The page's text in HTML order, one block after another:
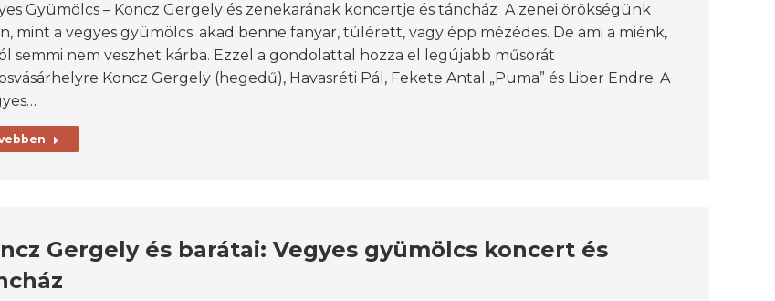
Gyümölcs – Koncz Gergely és zenekarának koncertje és táncház A zenei örökségünk
mint a vegyes gyümölcs: akad benne fanyar, túlérett, vagy épp mézédes. De ami a miénk,
semmi nem veszhet kárba. Ezzel a gondolattal hozza el legújabb műsorát
Koncz Gergely (hegedű), Havasréti Pál, Fekete Antal „Puma” és Liber Endre. A
Gergely és barátai: Vegyes gyümölcs koncert és